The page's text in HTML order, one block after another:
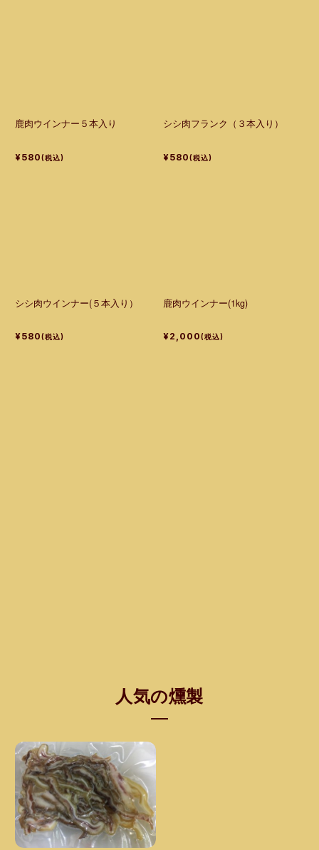
鹿肉ウインナー５本入り
¥580(税込)
シシ肉フランク（３本入り）
¥580(税込)
シシ肉ウインナー(５本入り）
¥580(税込)
鹿肉ウインナー(1kg)
¥2,000(税込)
人気の燻製